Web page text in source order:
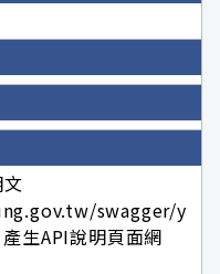
swagger/y
生API說明頁面網